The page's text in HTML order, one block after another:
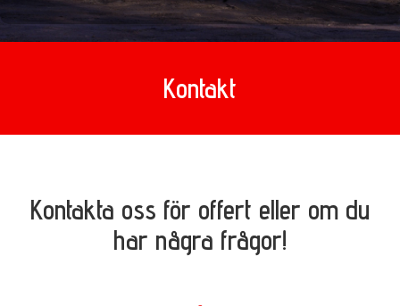
Kontakt
Kontakta oss för offert eller om du
har några frågor!